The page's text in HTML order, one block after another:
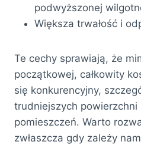
podwyższonej
Większa trwałość i
Te cechy sprawiają, że
początkowej, całkowity
się konkurencyjny,
trudniejszych
pomieszczeń. Warto
zwłaszcza gdy zależy